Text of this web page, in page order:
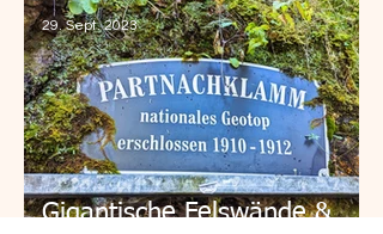
Gigantische Felswände &
29. Sept. 2023